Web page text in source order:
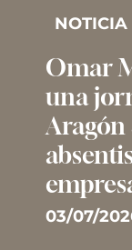
NOTICIA
Omar
una
Aragón
03/07/